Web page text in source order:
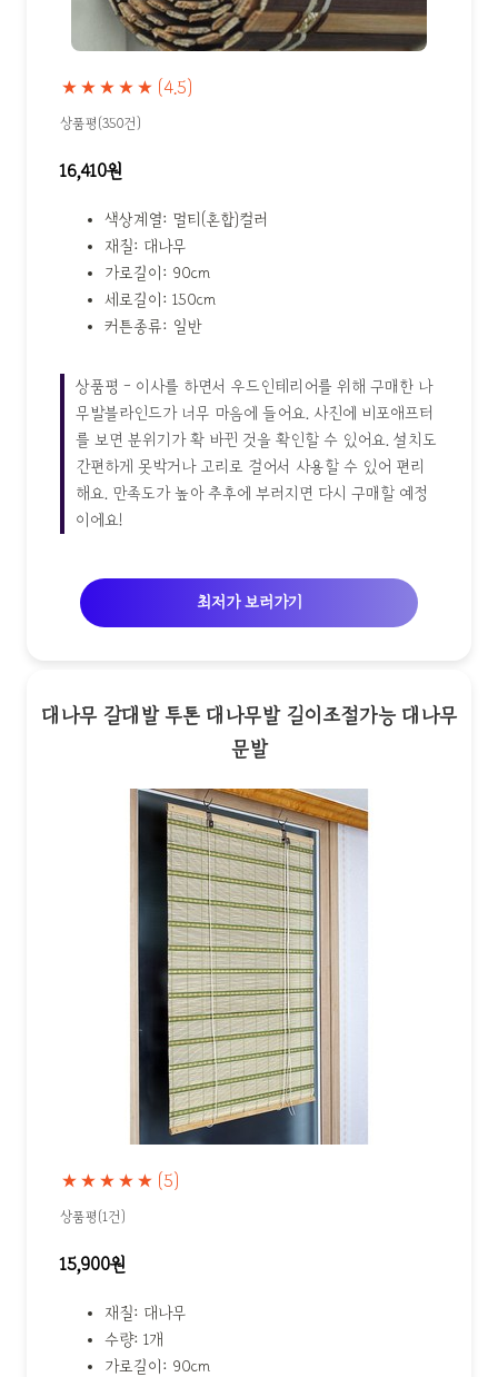
★★★★★ (4.5)
상품평(350건)
16,410원
색상계열: 멀티(혼합)컬러
재질: 대나무
가로길이: 90cm
세로길이: 150cm
커튼종류: 일반
상품평 - 이사를 하면서 우드인테리어를 위해 구매한 나
무발블라인드가 너무 마음에 들어요. 사진에 비포애프터
를 보면 분위기가 확 바뀐 것을 확인할 수 있어요. 설치도
간편하게 못박거나 고리로 걸어서 사용할 수 있어 편리
해요. 만족도가 높아 추후에 부러지면 다시 구매할 예정
이에요!
최저가 보러가기
대나무 갈대발 투톤 대나무발 길이조절가능 대나무
문발
★★★★★ (5)
상품평(1건)
15,900원
재질: 대나무
수량: 1개
가로길이: 90cm